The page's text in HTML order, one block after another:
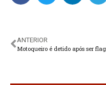
ANTERIOR